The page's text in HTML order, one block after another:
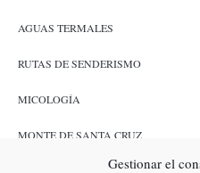
Gestionar el
AGUAS TERMALES
RUTAS DE SENDERISMO
MICOLOGÍA
MONTE DE SANTA CRUZ